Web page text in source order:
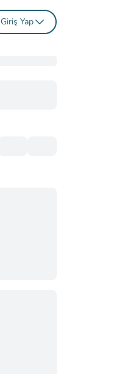
Giriş Yap